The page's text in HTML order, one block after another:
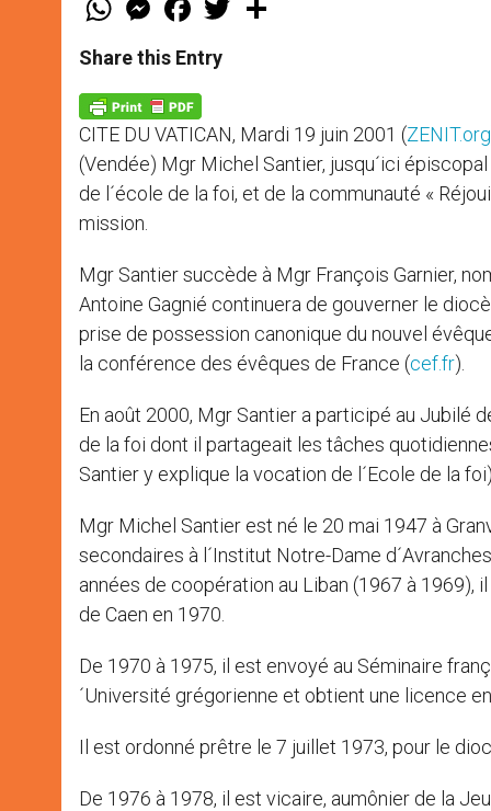
t
s
p
p
e
s
e
g
e
r
a
e
b
k
w
Share this Entry
CITE DU VATICAN, Mardi 19 juin 2001 (ZENIT.org
(Vendée) Mgr Michel Santier, jusqu´ici
de l´école de la foi, et de la communauté «
mission.
Mgr Santier succède à Mgr François Garnier,
Antoine Gagnié continuera de gouverner le
prise de possession canonique du nouvel
la conférence des évêques de France (cef.fr).
En août 2000, Mgr Santier a participé au Jubilé
de la foi dont il partageait les tâches
Santier y explique la vocation de l´Ecole de la foi).
Mgr Michel Santier est né le 20 mai 1947 à
secondaires à l´Institut Notre-Dame
années de coopération au Liban (1967 à 1969),
de Caen en 1970.
De 1970 à 1975, il est envoyé au Séminaire
´Université grégorienne et obtient une licence
Il est ordonné prêtre le 7 juillet 1973, pour le
De 1976 à 1978, il est vicaire, aumônier de la